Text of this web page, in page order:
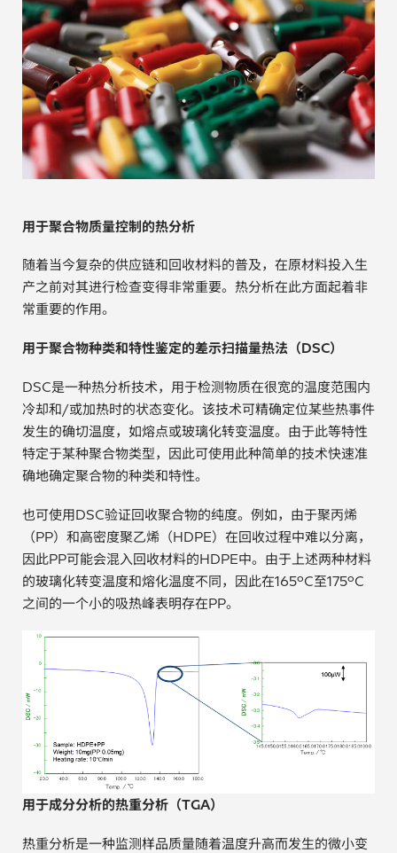
贵金属 / 珠宝饰品
QA/QC (质量保证 / 质量控制)
合规性筛选 (RoHS/wee/ELV)
废金属回收
聚合物和塑料
制药
食品
汽车
纸上涂硅
用于聚合物质量控制的热分析
随着当今复杂的供应链和回收材料的普及，在原材料投入生
产之前对其进行检查变得非常重要。热分析在此方面起着非
常重要的作用。
用于聚合物种类和特性鉴定的差示扫描量热法（DSC）
DSC是一种热分析技术，用于检测物质在很宽的温度范围内
冷却和/或加热时的状态变化。该技术可精确定位某些热事件
发生的确切温度，如熔点或玻璃化转变温度。由于此等特性
特定于某种聚合物类型，因此可使用此种简单的技术快速准
确地确定聚合物的种类和特性。
也可使用DSC验证回收聚合物的纯度。例如，由于聚丙烯
（PP）和高密度聚乙烯（HDPE）在回收过程中难以分离，
因此PP可能会混入回收材料的HDPE中。由于上述两种材料
的玻璃化转变温度和熔化温度不同，因此在165ºC至175ºC
之间的一个小的吸热峰表明存在PP。
用于成分分析的热重分析（TGA）
热重分析是一种监测样品质量随着温度升高而发生的微小变